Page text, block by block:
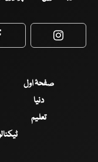
صفحۂ اول
دنیا
تعلیم